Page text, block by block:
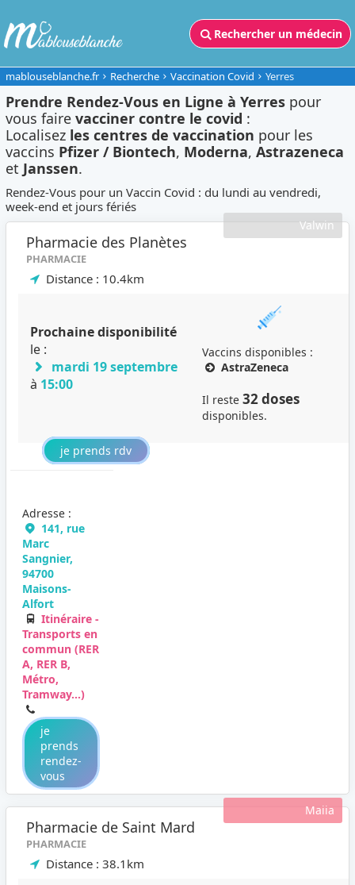
Rechercher un médecin
mablouseblanche.fr Recherche Vaccination Covid Yerres
Prendre Rendez-Vous en Ligne à Yerres pour
vous fairevacciner contre le covid :
Localisez les centres de vaccination pour les
vaccins Pfizer / Biontech, Moderna,Astrazeneca
et Janssen.
Rendez-Vous pour un Vaccin Covid : du lundi au vendredi,
week-end et jours fériés
Valwin
Pharmacie des Planètes
PHARMACIE
Distance : 10.4km
Prochaine disponibilité
le :
mardi 19 septembre
à 15:00
Vaccins disponibles :
AstraZeneca
Il reste32 doses
disponibles.
je prends rdv
Adresse :
141, rue
Marc
Sangnier,
94700
Maisons-
Alfort
Itinéraire -
Transports en
commun (RER
A, RER B,
Métro,
Tramway...)
je
prends
rendez-
vous
Maiia
Pharmacie de Saint Mard
PHARMACIE
Distance : 38.1km